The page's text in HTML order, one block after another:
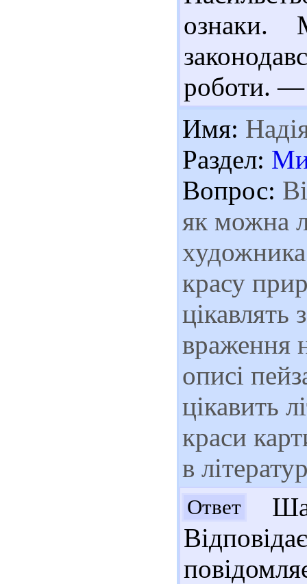
ознаки.
роботи.
Имя:
Раздел:
Вопрос:
як можна
красу
цікавлять
враження
описі
цікавить
краси
в
Ответ